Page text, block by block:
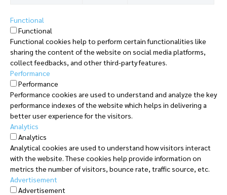
Functional
Functional
Functional cookies help to perform certain functionalities like
sharing the content of the website on social media platforms,
collect feedbacks, and other third-party features.
Performance
Performance
Performance cookies are used to understand and analyze the key
performance indexes of the website which helps in delivering a
better user experience for the visitors.
Analytics
Analytics
Analytical cookies are used to understand how visitors interact
with the website. These cookies help provide information on
metrics the number of visitors, bounce rate, traffic source, etc.
Advertisement
Advertisement